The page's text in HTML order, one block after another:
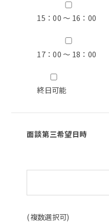
15：00 ～ 16：00
17：00 ～ 18：00
終日可能
面談第三希望日時
(複数選択可)